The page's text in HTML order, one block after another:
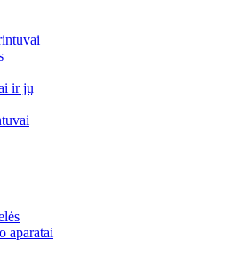
ir jų
aparatai